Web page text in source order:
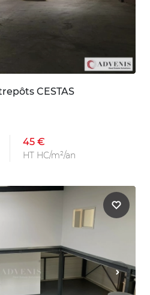
CESTAS
45 €
HT HC/m²/an